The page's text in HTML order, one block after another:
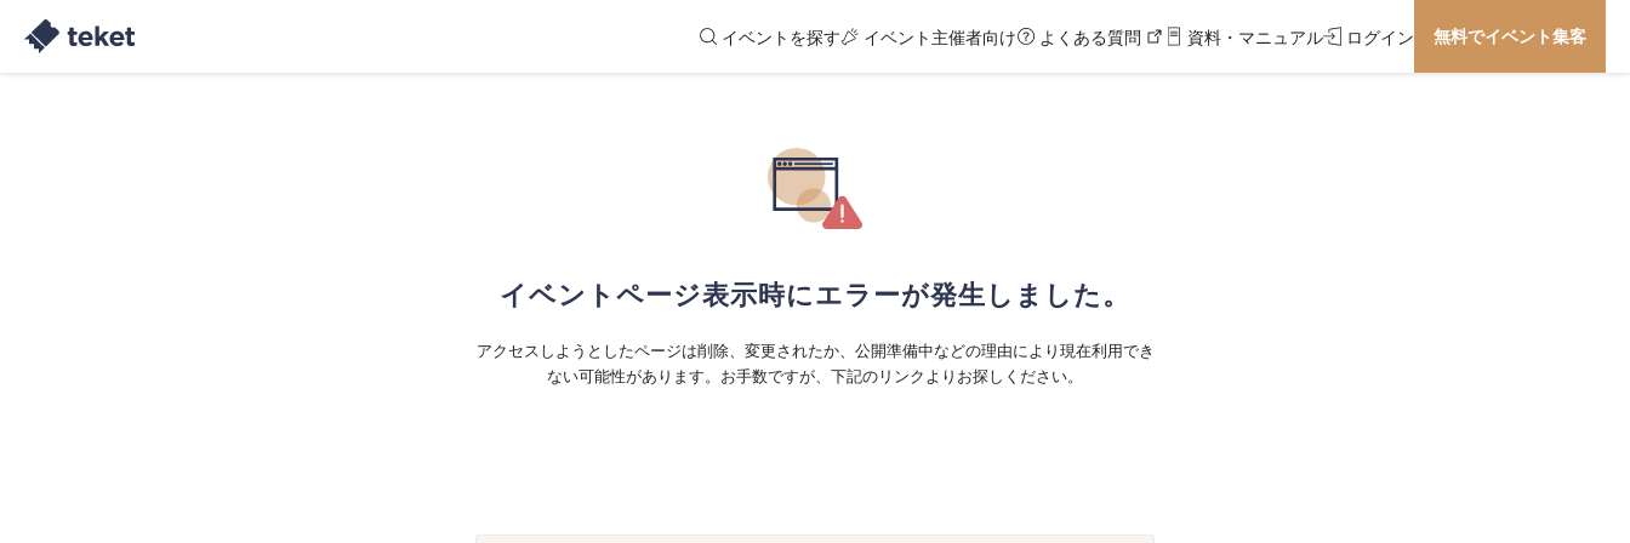
イベントを探す イベント主催者向け よくある質問 資料・マニュアル ログイン 無料でイベント集客
イベントページ表示時にエラーが発生しました。
アクセスしようとしたページは削除、変更されたか、公開準備中などの理由により現在利用でき
ない可能性があります。お手数ですが、下記のリンクよりお探しください。